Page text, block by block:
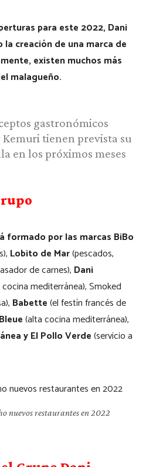
para este 2022, Dani
creación de una marca de
existen muchos más
malagueño.
gastronómicos
tienen prevista su
en los próximos meses
formado por las marcas BiBo
Lobito de Mar(pescados,
de carnes), Dani
mediterránea), Smoked
Babette(el festín francés de
(alta cocina mediterránea),
y El Pollo Verde(servicio a
nuevos restaurantes en 2022